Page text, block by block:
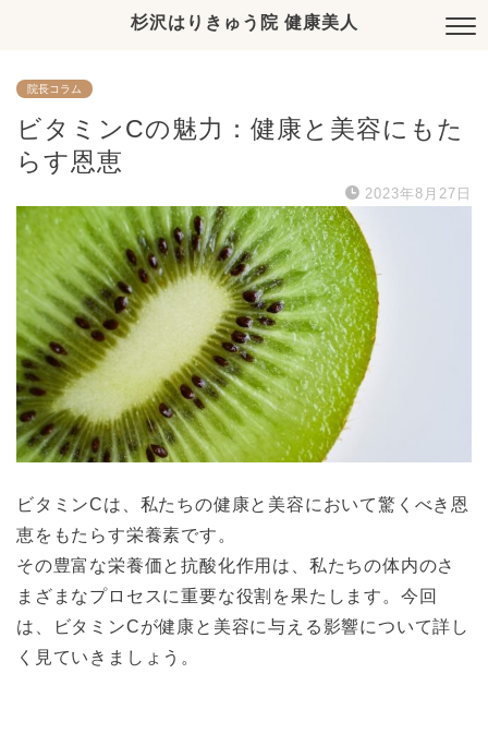
杉沢はりきゅう院 健康美人
院長コラム
ビタミンCの魅力：健康と美容にもた
らす恩恵
2023年8月27日
ビタミンCは、私たちの健康と美容において驚くべき恩
恵をもたらす栄養素です。
その豊富な栄養価と抗酸化作用は、私たちの体内のさ
まざまなプロセスに重要な役割を果たします。今回
は、ビタミンCが健康と美容に与える影響について詳し
く見ていきましょう。